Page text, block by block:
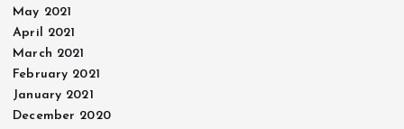
May 2021
April 2021
March 2021
February 2021
January 2021
December 2020